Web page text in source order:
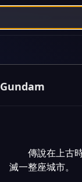
Gundam
傳說在上古
滅一整座城市。